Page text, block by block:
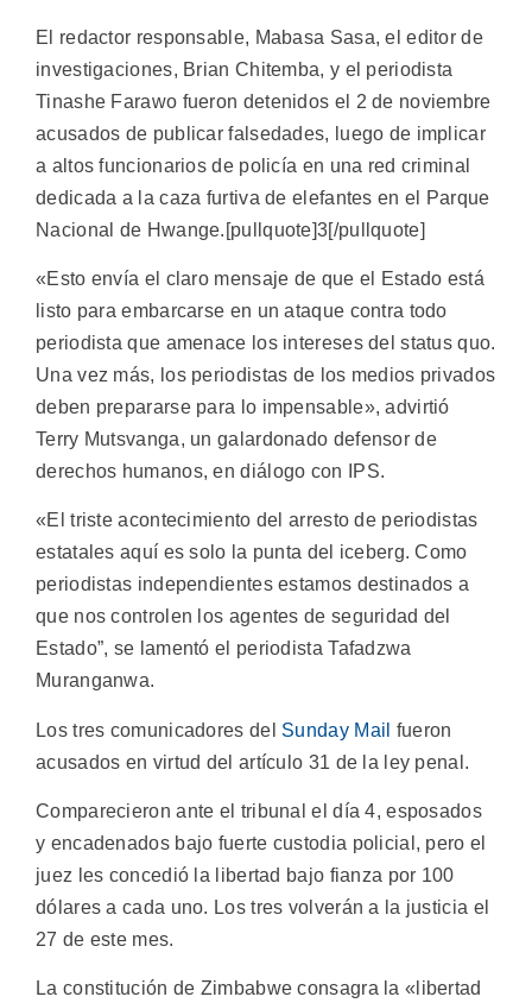
El redactor responsable, Mabasa Sasa, el editor de
investigaciones, Brian Chitemba, y el periodista
Tinashe Farawo fueron detenidos el 2 de noviembre
acusados de publicar falsedades, luego de implicar
a altos funcionarios de policía en una red criminal
dedicada a la caza furtiva de elefantes en el Parque
Nacional de Hwange.[pullquote]3[/pullquote]
«Esto envía el claro mensaje de que el Estado está
listo para embarcarse en un ataque contra todo
periodista que amenace los intereses del status quo.
Una vez más, los periodistas de los medios privados
deben prepararse para lo impensable», advirtió
Terry Mutsvanga, un galardonado defensor de
derechos humanos, en diálogo con IPS.
«El triste acontecimiento del arresto de periodistas
estatales aquí es solo la punta del iceberg. Como
periodistas independientes estamos destinados a
que nos controlen los agentes de seguridad del
Estado”, se lamentó el periodista Tafadzwa
Muranganwa.
Los tres comunicadores del Sunday Mail fueron
acusados ​​en virtud del artículo 31 de la ley penal.
Comparecieron ante el tribunal el día 4, esposados ​​
y encadenados bajo fuerte custodia policial, pero el
juez les concedió la libertad bajo fianza por 100
dólares a cada uno. Los tres volverán a la justicia el
27 de este mes.
La constitución de Zimbabwe consagra la «libertad